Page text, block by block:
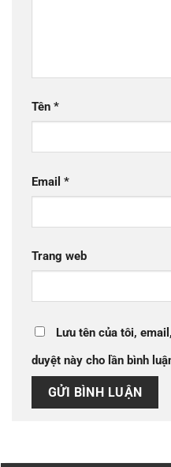
Tên *
Email *
Trang web
Lưu tên của tôi,
duyệt này cho lần bình